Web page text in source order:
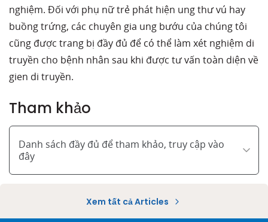
nghiệm. Đối với phụ nữ trẻ phát hiện ung thư vú hay
buồng trứng, các chuyên gia ung bướu của chúng tôi
cũng được trang bị đầy đủ để có thể làm xét nghiệm di
truyền cho bệnh nhân sau khi được tư vấn toàn diện về
gien di truyền.
Tham khảo
Danh sách đầy đủ để tham khảo, truy cập vào
đây
Xem tất cả Articles